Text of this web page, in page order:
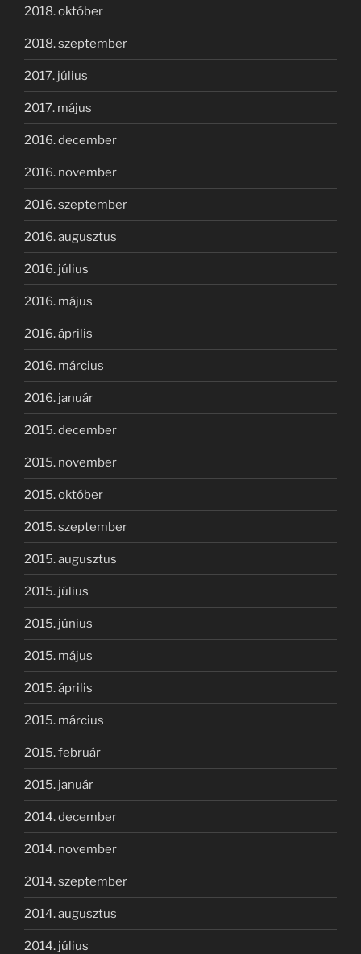
2018. október
2018. szeptember
2017. július
2017. május
2016. december
2016. november
2016. szeptember
2016. augusztus
2016. július
2016. május
2016. április
2016. március
2016. január
2015. december
2015. november
2015. október
2015. szeptember
2015. augusztus
2015. július
2015. június
2015. május
2015. április
2015. március
2015. február
2015. január
2014. december
2014. november
2014. szeptember
2014. augusztus
2014. július